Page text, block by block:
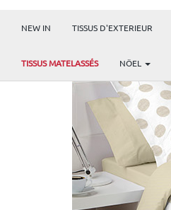
NEW IN TISSUS D'EXTERIEUR
TISSUS MATELASSÉS NÖEL